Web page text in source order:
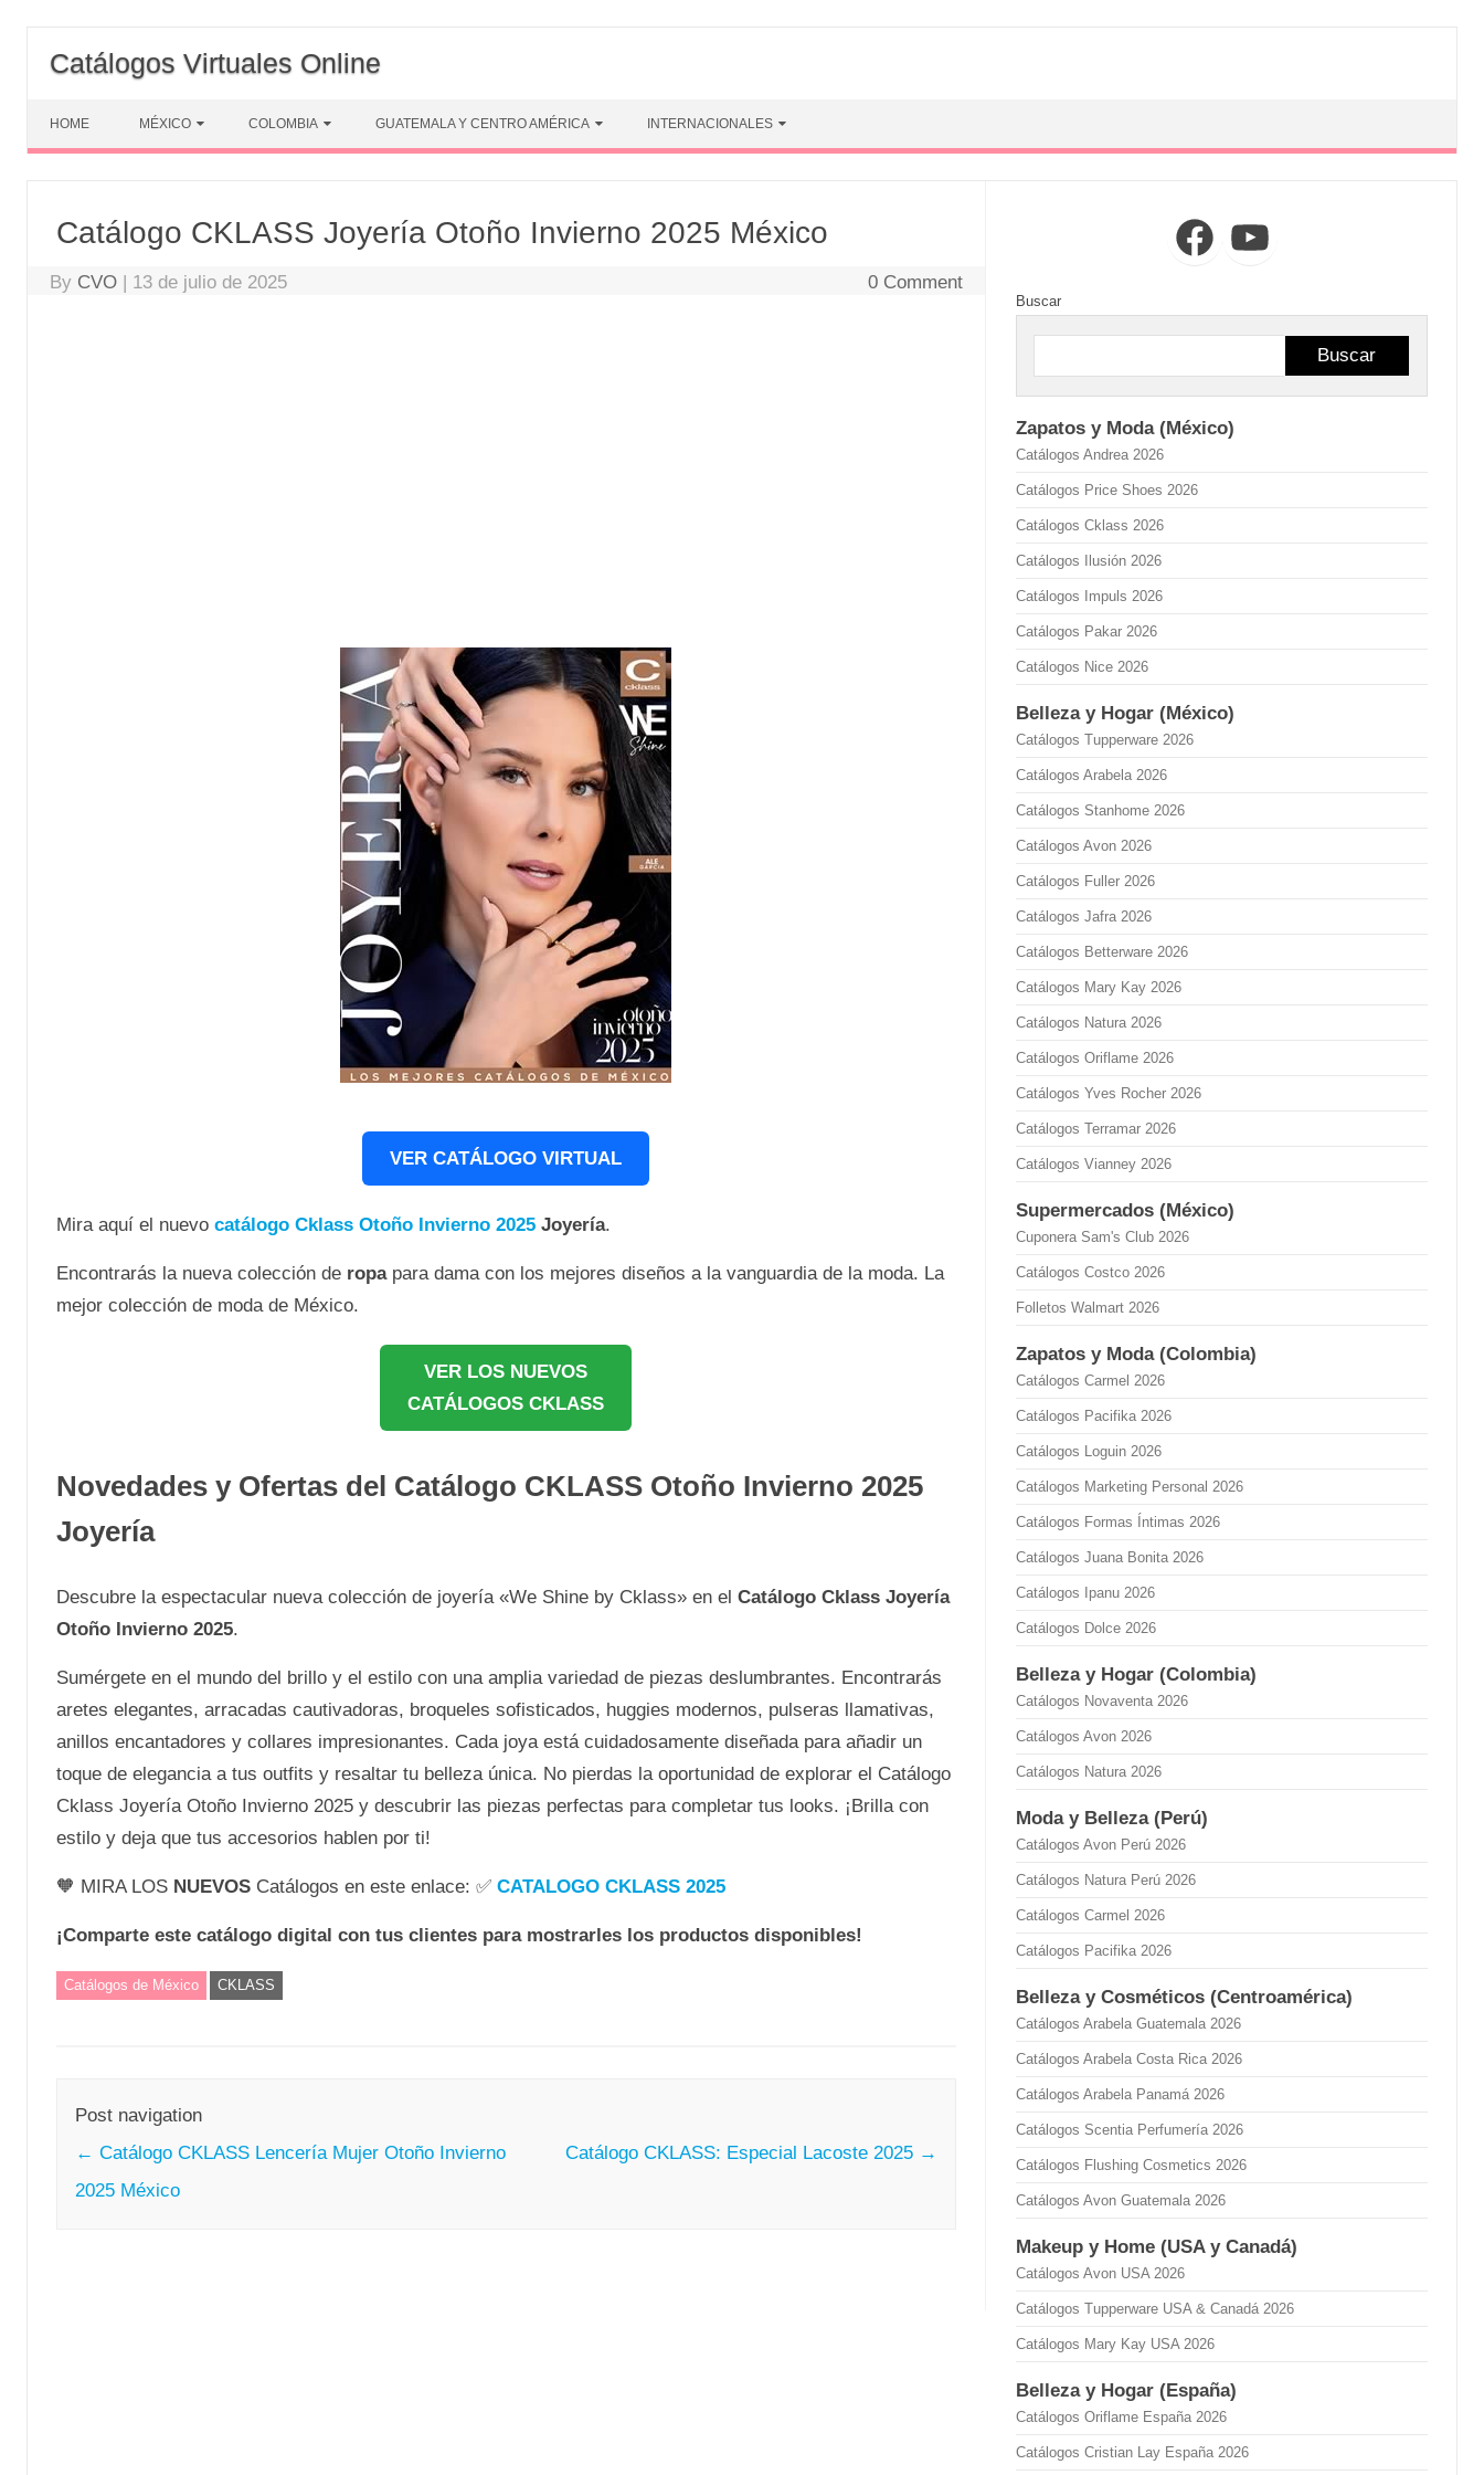
content
Catálogos Virtuales Online
HOME MÉXICO COLOMBIA GUATEMALA Y CENTRO AMÉRICA INTERNACIONALES
Catálogo CKLASS Joyería Otoño Invierno 2025 México
By CVO | 13 de julio de 2025 0 Comment
VER CATÁLOGO VIRTUAL
Mira aquí el nuevo catálogo Cklass Otoño Invierno 2025Joyería.
Encontrarás la nueva colección de ropapara dama con los mejores diseños a la vanguardia de la moda. La
mejor colección de moda de México.
VER LOS NUEVOS
CATÁLOGOS CKLASS
Novedades y Ofertas del Catálogo CKLASS Otoño Invierno 2025
Joyería
Descubre la espectacular nueva colección de joyería «We Shine by Cklass» en el Catálogo Cklass Joyería
Otoño Invierno 2025.
Sumérgete en el mundo del brillo y el estilo con una amplia variedad de piezas deslumbrantes. Encontrarás
aretes elegantes, arracadas cautivadoras, broqueles sofisticados, huggies modernos, pulseras llamativas,
anillos encantadores y collares impresionantes. Cada joya está cuidadosamente diseñada para añadir un
toque de elegancia a tus outfits y resaltar tu belleza única. No pierdas la oportunidad de explorar el Catálogo
Cklass Joyería Otoño Invierno 2025 y descubrir las piezas perfectas para completar tus looks. ¡Brilla con
estilo y deja que tus accesorios hablen por ti!
🧡 MIRA LOS NUEVOS Catálogos en este enlace: ✅ CATALOGO CKLASS 2025
¡Comparte este catálogo digital con tus clientes para mostrarles los productos disponibles!
Catálogos de México CKLASS
Post navigation
← Catálogo CKLASS Lencería Mujer Otoño Invierno
2025 México
Catálogo CKLASS: Especial Lacoste 2025 →
FacebookYouTube
Buscar
Buscar
Zapatos y Moda (México)
Catálogos Andrea 2026
Catálogos Price Shoes 2026
Catálogos Cklass 2026
Catálogos Ilusión 2026
Catálogos Impuls 2026
Catálogos Pakar 2026
Catálogos Nice 2026
Belleza y Hogar (México)
Catálogos Tupperware 2026
Catálogos Arabela 2026
Catálogos Stanhome 2026
Catálogos Avon 2026
Catálogos Fuller 2026
Catálogos Jafra 2026
Catálogos Betterware 2026
Catálogos Mary Kay 2026
Catálogos Natura 2026
Catálogos Oriflame 2026
Catálogos Yves Rocher 2026
Catálogos Terramar 2026
Catálogos Vianney 2026
Supermercados (México)
Cuponera Sam's Club 2026
Catálogos Costco 2026
Folletos Walmart 2026
Zapatos y Moda (Colombia)
Catálogos Carmel 2026
Catálogos Pacifika 2026
Catálogos Loguin 2026
Catálogos Marketing Personal 2026
Catálogos Formas Íntimas 2026
Catálogos Juana Bonita 2026
Catálogos Ipanu 2026
Catálogos Dolce 2026
Belleza y Hogar (Colombia)
Catálogos Novaventa 2026
Catálogos Avon 2026
Catálogos Natura 2026
Moda y Belleza (Perú)
Catálogos Avon Perú 2026
Catálogos Natura Perú 2026
Catálogos Carmel 2026
Catálogos Pacifika 2026
Belleza y Cosméticos (Centroamérica)
Catálogos Arabela Guatemala 2026
Catálogos Arabela Costa Rica 2026
Catálogos Arabela Panamá 2026
Catálogos Scentia Perfumería 2026
Catálogos Flushing Cosmetics 2026
Catálogos Avon Guatemala 2026
Makeup y Home (USA y Canadá)
Catálogos Avon USA 2026
Catálogos Tupperware USA & Canadá 2026
Catálogos Mary Kay USA 2026
Belleza y Hogar (España)
Catálogos Oriflame España 2026
Catálogos Cristian Lay España 2026